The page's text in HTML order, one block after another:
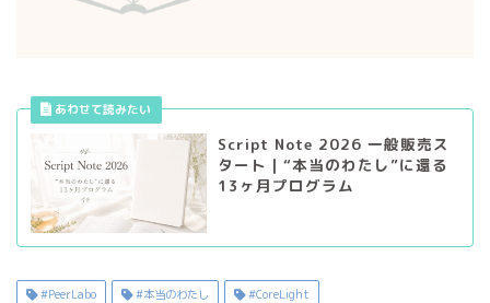
Script Note 2026 一般販売ス
タート｜“本当のわたし”に還る
13ヶ月プログラム
#PeerLabo #本当のわたし #CoreLight